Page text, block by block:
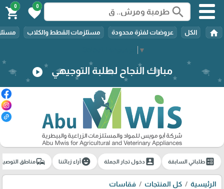
▼
search
0
favorite
0
shopping_cart
home الكل عروضات لفترة محدودة مستلزمات القطط والكلاب
مبارك النجاح لطلبة التوجيهي play_circle
ballotطلباتي السابقة account_boxدخول تجار الجملة emoji_emotionsآراء زبائننا commuteمناطق
الرئيسية كل المنتجات فقاسات